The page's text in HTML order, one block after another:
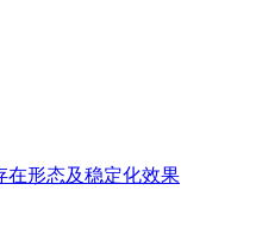
在形态及稳定化效果